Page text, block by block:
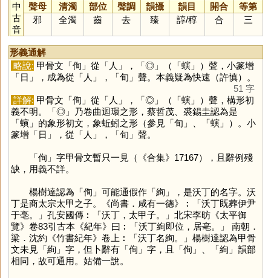
中
古
音
聲母 清濁 部位 聲調 韻攝 韻目 開合
等第
邪
全濁 齒 去 臻 諄/稕 合 三
形義通解
略說: 甲骨文「侚 」從「人 」，「◎」（「螾」）聲，小篆增
「日 」，成為從「人 」，「旬 」聲。本義疑為快速（許慎）。
51 字
詳解: 甲骨文「侚 」從「人 」，「◎」（「螾」）聲，構形初
義不明。「◎」乃卷曲迴環之形，蔡哲茂、裘錫圭認為是
「螾」的象形初文，象蚯蚓之形（參見「旬 」、「螾」）。小
篆增「日 」，從「人 」，「旬 」聲。
「侚 」字甲骨文暫只一見（《合集》17167），且辭例殘
缺，用義不詳。
楊樹達認為「侚 」可能通假作「絢 」，是沃丁的名字。沃
丁是商太宗太甲之子。《尚書．咸有一德》︰「沃丁既葬伊尹
于亳。」孔安國傳︰「沃丁，太甲子。」北宋李昉《太平御
覽》卷83引古本《紀年》曰︰「沃丁絢即位，居亳。」 南朝．
梁．沈約《竹書紀年》卷上︰「沃丁名絢。」楊樹達認為甲骨
文未見「絢 」字，但卜辭有「侚 」字，且「侚 」、「絢 」韻部
相同，故可通用。姑備一說。